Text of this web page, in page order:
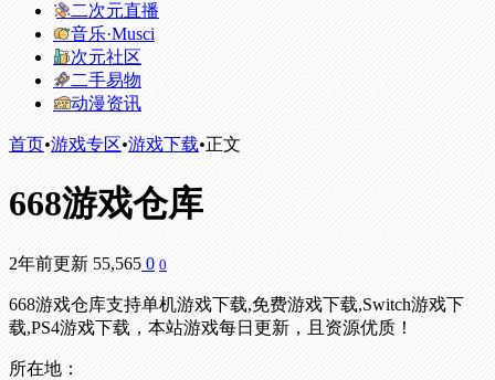
二次元直播
音乐·Musci
次元社区
二手易物
动漫资讯
首页•游戏专区•游戏下载•正文
668游戏仓库
2年前更新 55,565 0 0
668游戏仓库支持单机游戏下载,免费游戏下载,Switch游戏下
载,PS4游戏下载，本站游戏每日更新，且资源优质！
所在地：